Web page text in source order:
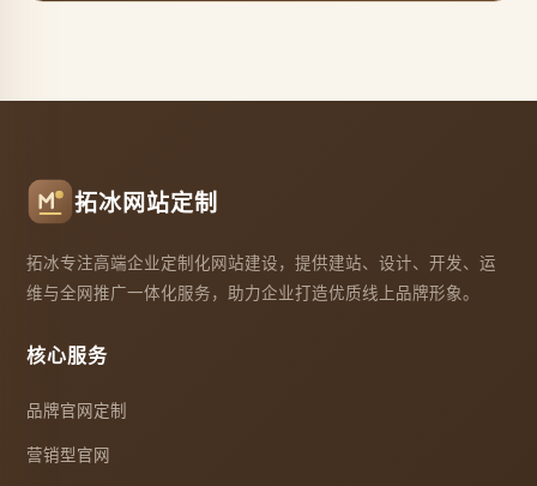
拓冰网站定制
拓冰专注高端企业定制化网站建设，提供建站、设计、开发、运
维与全网推广一体化服务，助力企业打造优质线上品牌形象。
核心服务
品牌官网定制
营销型官网